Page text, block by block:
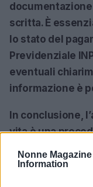
Nonne Magazine
Information
scritta. È
lo stato del
Previdenziale
eventuali
informazione è
In conclusione,
vita è una
l’integrità del
comunicazione